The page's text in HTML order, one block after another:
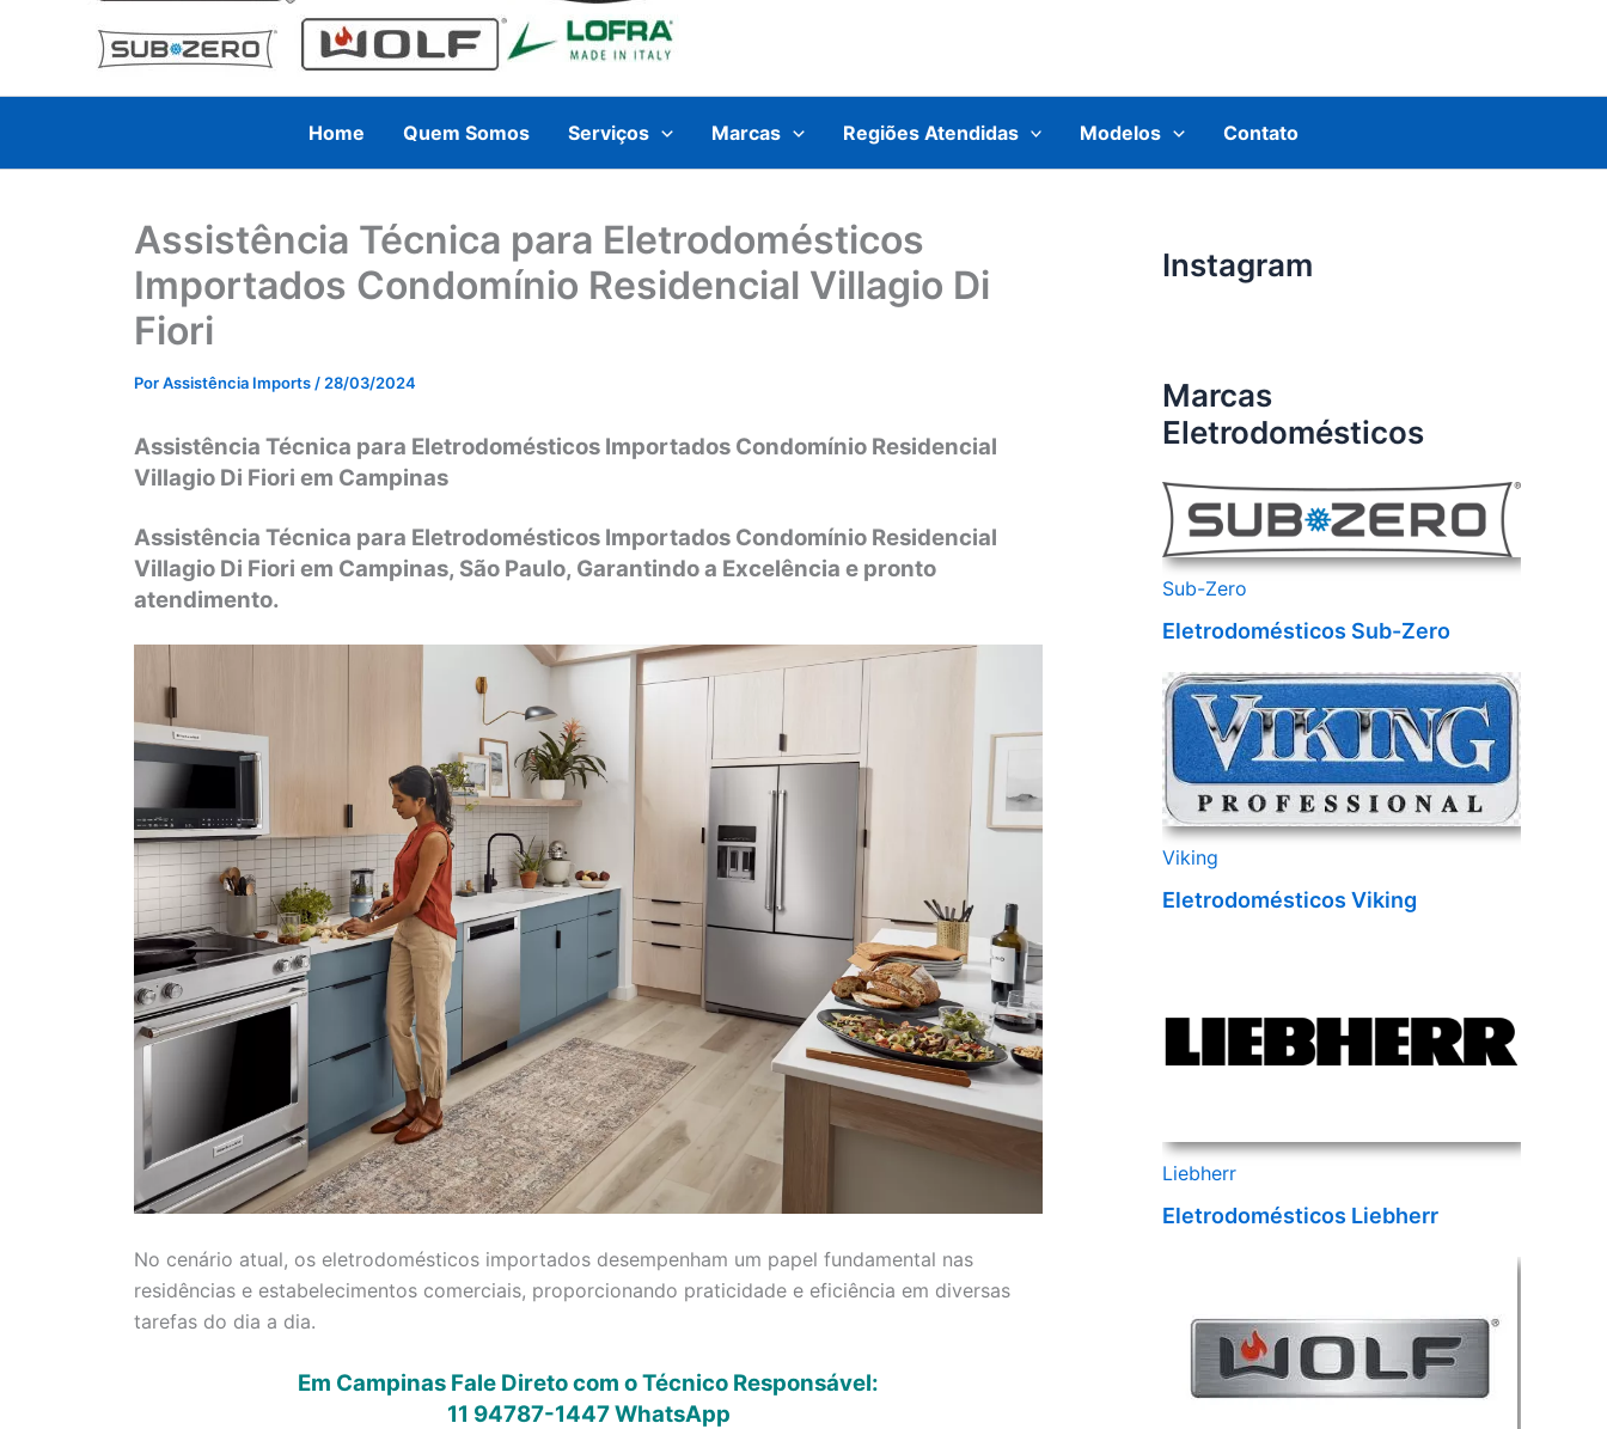
Home Quem Somos Serviços Marcas Regiões Atendidas Modelos Contato
Assistência Técnica para Eletrodomésticos
Importados Condomínio Residencial Villagio Di
Fiori
PorAssistência Imports / 28/03/2024
Assistência Técnica para Eletrodomésticos Importados Condomínio Residencial
Villagio Di Fiori em Campinas
Assistência Técnica para Eletrodomésticos Importados Condomínio Residencial
Villagio Di Fiori em Campinas, São Paulo, Garantindo a Excelência e pronto
atendimento.
No cenário atual, os eletrodomésticos importados desempenham um papel fundamental nas
residências e estabelecimentos comerciais, proporcionando praticidade e eficiência em diversas
tarefas do dia a dia.
Em Campinas Fale Direto com o Técnico Responsável:
11 94787-1447WhatsApp
Instagram
Marcas
Eletrodomésticos
Sub-Zero
Eletrodomésticos Sub-Zero
Viking
Eletrodomésticos Viking
Liebherr
Eletrodomésticos Liebherr